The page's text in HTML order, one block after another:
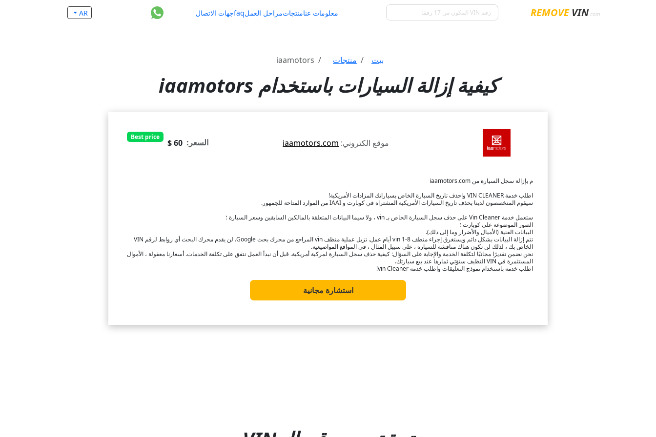
REMOVEVIN .com معلومات عنامنتجاتمراحل العملfaqجهات الاتصال AR
بيت منتجات iaamotors
كيفية إزالة السيارات باستخدام iaamotors
موقع الكتروني: iaamotors.com السعر: 60 $
Best price
م بإزالة سجل السيارة من iaamotors.com
اطلب خدمة VIN CLEANER واحذف تاريخ السيارة الخاص بسياراتك المزادات الأمريكية!
سيقوم المتخصصون لدينا بحذف تاريخ السيارات الأمريكية المشتراة في كوبارت و IAAI من الموارد المتاحة للجمهور.
ستعمل خدمة Vin Cleaner على حذف سجل السيارة الخاص بـ vin ، ولا سيما البيانات المتعلقة بالمالكين السابقين وسعر السيارة ؛
الصور الموضوعة على كوبارت ؛
البيانات الفنية (الأميال والأضرار وما إلى ذلك).
تتم إزالة البيانات بشكل دائم ويستغرق إجراء منظف vin 1-8 أيام عمل. تزيل عملية منظف vin المراجع من محرك بحث Google. لن يقدم محرك البحث أي روابط لرقم VIN
الخاص بك ، لذلك لن تكون هناك مناقشة للسيارة ، على سبيل المثال ، في المواقع المواضيعية.
نحن نضمن تقديرًا مجانيًا لتكلفة الخدمة والإجابة على السؤال: كيفية حذف سجل السيارة لمركبة أمريكية. قبل أن نبدأ العمل نتفق على تكلفة الخدمات. أسعارنا معقولة ، الأموال
المستثمرة في VIN النظيف ستؤتي ثمارها عند بيع سيارتك.
اطلب خدمة باستخدام نموذج التعليقات واطلب خدمة vin Cleaner!
استشارة مجانية